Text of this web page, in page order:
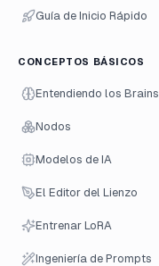
Guía de Inicio Rápido
CONCEPTOS BÁSICOS
Entendiendo los Brains
Nodos
Modelos de IA
El Editor del Lienzo
Entrenar LoRA
Ingeniería de Prompts